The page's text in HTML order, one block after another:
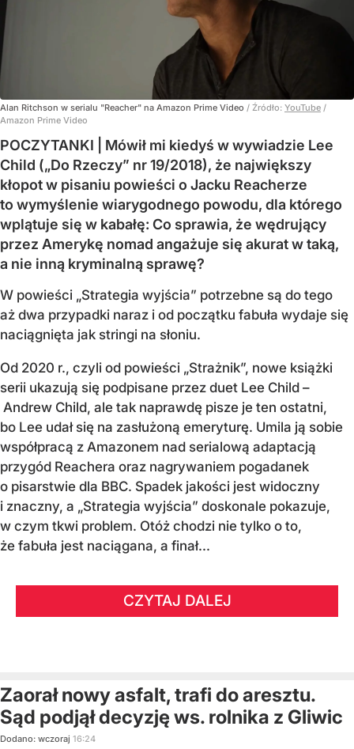
Alan Ritchson w serialu "Reacher" na Amazon Prime Video / Źródło: YouTube /
Amazon Prime Video
POCZYTANKI | Mówił mi kiedyś w wywiadzie Lee
Child („Do Rzeczy” nr 19/2018), że największy
kłopot w pisaniu powieści o Jacku Reacherze
to wymyślenie wiarygodnego powodu, dla którego
wplątuje się w kabałę: Co sprawia, że wędrujący
przez Amerykę nomad angażuje się akurat w taką,
a nie inną kryminalną sprawę?
W powieści „Strategia wyjścia” potrzebne są do tego
aż dwa przypadki naraz i od początku fabuła wydaje się
naciągnięta jak stringi na słoniu.
Od 2020 r., czyli od powieści „Strażnik”, nowe książki
serii ukazują się podpisane przez duet Lee Child –
Andrew Child, ale tak naprawdę pisze je ten ostatni,
bo Lee udał się na zasłużoną emeryturę. Umila ją sobie
współpracą z Amazonem nad serialową adaptacją
przygód Reachera oraz nagrywaniem pogadanek
o pisarstwie dla BBC. Spadek jakości jest widoczny
i znaczny, a „Strategia wyjścia” doskonale pokazuje,
w czym tkwi problem. Otóż chodzi nie tylko o to,
że fabuła jest naciągana, a finał...
CZYTAJ DALEJ
Zaorał nowy asfalt, trafi do aresztu.
Sąd podjął decyzję ws. rolnika z Gliwic
Dodano: wczoraj 16:24